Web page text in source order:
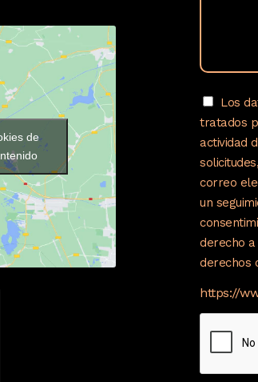
de
Los
tratados
actividad
correo
un
derecho
derechos
https://